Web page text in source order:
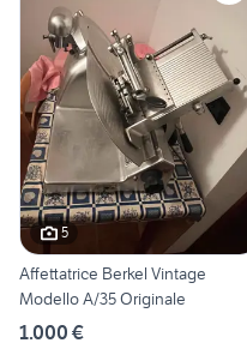
5
Affettatrice Berkel Vintage
Modello A/35 Originale
1.000 €